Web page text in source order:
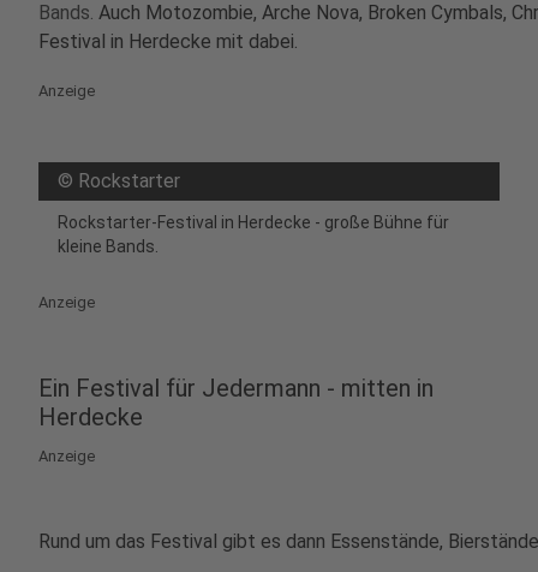
Bands. Auch Motozombie, Arche Nova, Broken Cymbals,
Festival in Herdecke mit dabei.
Anzeige
© Rockstarter
Rockstarter-Festival in Herdecke - große Bühne für
kleine Bands.
Anzeige
Ein Festival für Jedermann - mitten in
Herdecke
Anzeige
Rund um das Festival gibt es dann Essenstände,